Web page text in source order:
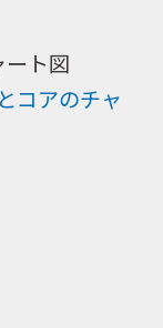
ト図
コアのチャ